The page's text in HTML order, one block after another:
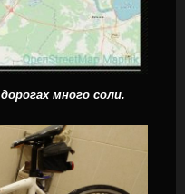
много соли.